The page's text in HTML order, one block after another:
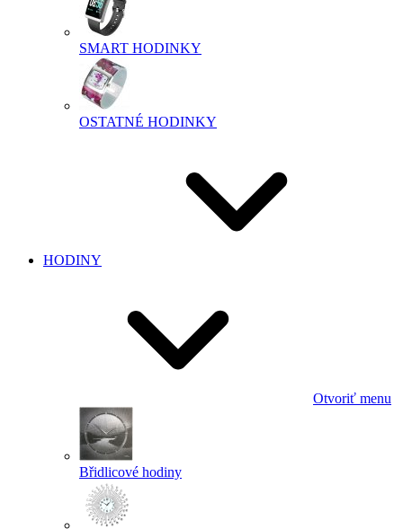
SMART HODINKY
OSTATNÉ HODINKY
HODINY
Otvoriť menu
Břidlicové hodiny